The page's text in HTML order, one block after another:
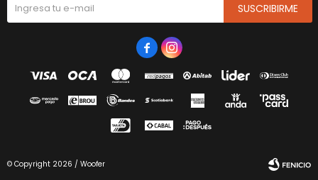
SUSCRIBIRME
 
© Copyright 2026 / Woofer